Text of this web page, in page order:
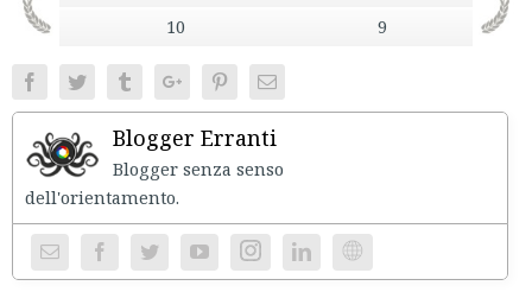
10
9
FacebookTwitter TumblrGoogle+PinterestEmail
Blogger Erranti
Blogger senza senso
Instagram Website